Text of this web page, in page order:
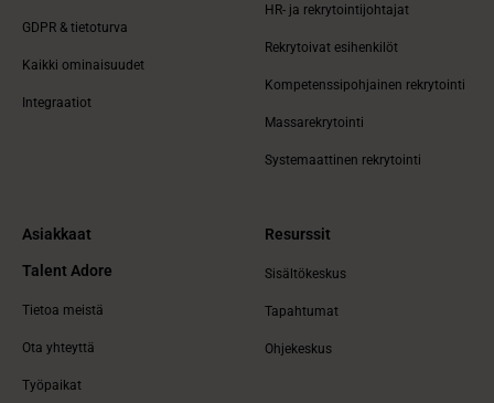
GDPR & tietoturva
Kaikki ominaisuudet
Integraatiot
HR- ja rekrytointijohtajat
Rekrytoivat esihenkilöt
Kompetenssipohjainen rekrytointi
Massarekrytointi
Systemaattinen rekrytointi
Asiakkaat
Talent Adore
Tietoa meistä
Ota yhteyttä
Työpaikat
Resurssit
Sisältökeskus
Tapahtumat
Ohjekeskus